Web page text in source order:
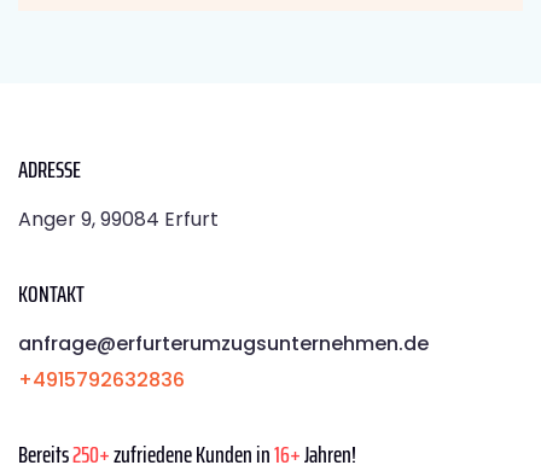
ADRESSE
Anger 9, 99084 Erfurt
KONTAKT
anfrage@erfurterumzugsunternehmen.de
+4915792632836
Bereits250+zufriedene Kunden in16+Jahren!